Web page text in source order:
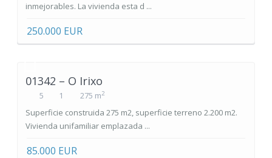
inmejorables. La vivienda esta d ...
250.000 EUR
01342 – O Irixo
5 1 275 m2
Superficie construida 275 m2, superficie terreno 2.200 m2.
Vivienda unifamiliar emplazada ...
85.000 EUR